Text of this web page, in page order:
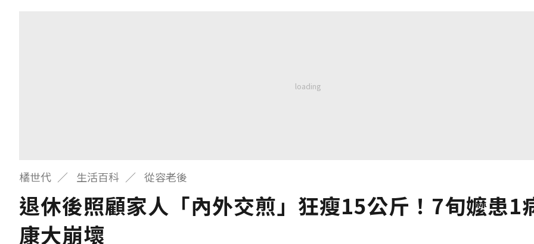
橘世代 生活百科 從容老後
退休後照顧家人「內外交煎」狂瘦15公斤！7旬嬤患1
康大崩壞